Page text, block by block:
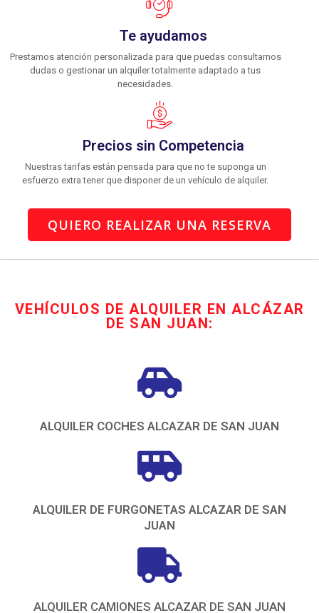
Te ayudamos
Prestamos atención personalizada para que puedas consultarnos
dudas o gestionar un alquiler totalmente adaptado a tus
necesidades.
Precios sin Competencia
Nuestras tarifas están pensada para que no te suponga un
esfuerzo extra tener que disponer de un vehículo de alquiler.
QUIERO REALIZAR UNA RESERVA
VEHÍCULOS DE ALQUILER EN ALCÁZAR
DE SAN JUAN:
ALQUILER COCHES ALCAZAR DE SAN JUAN
ALQUILER DE FURGONETAS ALCAZAR DE SAN
JUAN
ALQUILER CAMIONES ALCAZAR DE SAN JUAN